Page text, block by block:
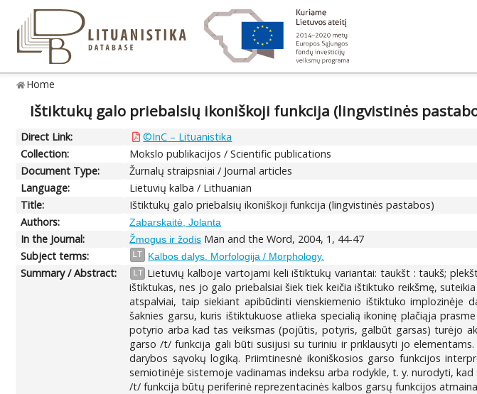
Home
Ištiktukų galo priebalsių ikoniškoji funkcija (lingvistinės
Direct Link:
©InC – Lituanistika
Collection:
Mokslo publikacijos / Scientific publications
Document Type:
Žurnalų straipsniai / Journal articles
Language:
Lietuvių kalba / Lithuanian
Title:
Ištiktukų galo priebalsių ikoniškoji funkcija (lingvistinės pastabos)
Authors:
Zabarskaitė, Jolanta
In the Journal: Žmogus ir žodis Man and the Word, 2004, 1, 44-47
Subject terms:
LT Kalbos dalys. Morfologija / Morphology.
Summary / Abstract: LT Lietuvių kalboje vartojami keli ištiktukų variantai: taukšt : taukš;
ištiktukas, nes jo galo priebalsiai šiek tiek keičia ištiktuko reikšmę,
atspalviai, taip siekiant apibūdinti vienskiemenio ištiktuko
šaknies garsu, kuris ištiktukuose atlieka specialią ikoninę plačiąja
potyrio arba kad tas veiksmas (pojūtis, potyris, galbūt garsas) turėjo
garso /t/ funkcija gali būti susijusi su turiniu ir priklausyti jo
darybos sąvokų logiką. Priimtinesnė ikoniškosios garso funkcijos
semiotinėje sistemoje vadinamas indeksu arba rodykle, t. y. nurodyti,
/t/ funkcija būtų periferinė reprezentacinės kalbos garsų funkcijos